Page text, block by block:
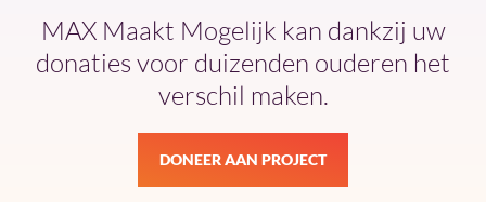
MAX Maakt Mogelijk kan dankzij uw
donaties voor duizenden ouderen het
verschil maken.
DONEER AAN PROJECT